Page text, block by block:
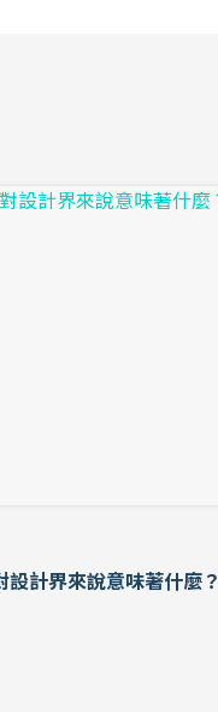
計界來說意味著什麼？